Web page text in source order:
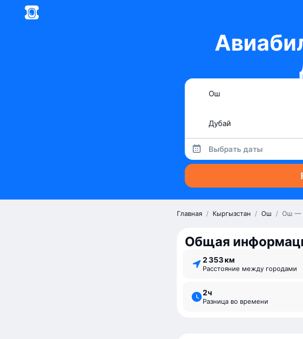
Выбрать даты
Главная / Кыргызстан / Ош / Ош —
Общая
2 353 км
Расстояние между городами
2 ⁠ч
Разница во времени